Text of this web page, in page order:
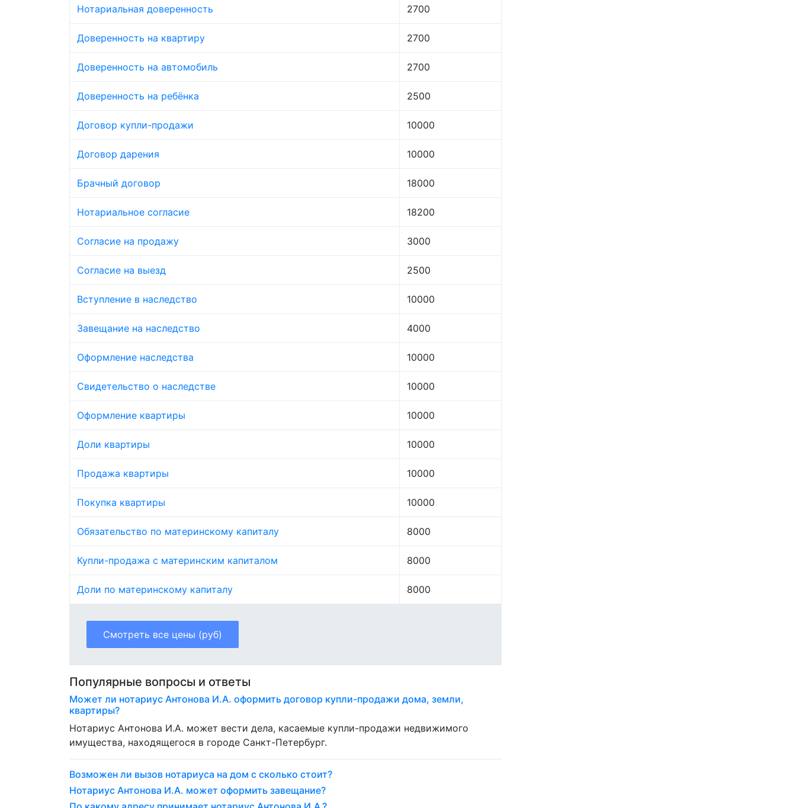
Нотариальная доверенность 2700
Доверенность на квартиру 2700
Доверенность на автомобиль 2700
Доверенность на ребёнка 2500
Договор купли-продажи 10000
Договор дарения 10000
Брачный договор 18000
Нотариальное согласие 18200
Согласие на продажу 3000
Согласие на выезд 2500
Вступление в наследство 10000
Завещание на наследство 4000
Оформление наследства 10000
Свидетельство о наследстве 10000
Оформление квартиры 10000
Доли квартиры 10000
Продажа квартиры 10000
Покупка квартиры 10000
Обязательство по материнскому капиталу 8000
Купли-продажа с материнским капиталом 8000
Доли по материнскому капиталу 8000
Смотреть все цены (руб)
Популярные вопросы и ответы
Может ли нотариус Антонова И.А. оформить договор купли-продажи дома, земли,
квартиры?
Нотариус Антонова И.А. может вести дела, касаемые купли-продажи недвижимого
имущества, находящегося в городе Санкт-Петербург.
Возможен ли вызов нотариуса на дом с сколько стоит?
Нотариус Антонова И.А. может оформить завещание?